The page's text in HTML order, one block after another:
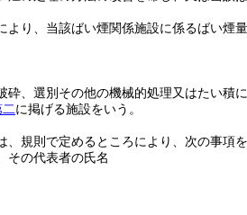
より、当該ばい煙関係施設に係るばい煙
、選別その他の機械的処理又はたい積
に掲げる施設をいう。
規則で定めるところにより、次の事項
その代表者の氏名